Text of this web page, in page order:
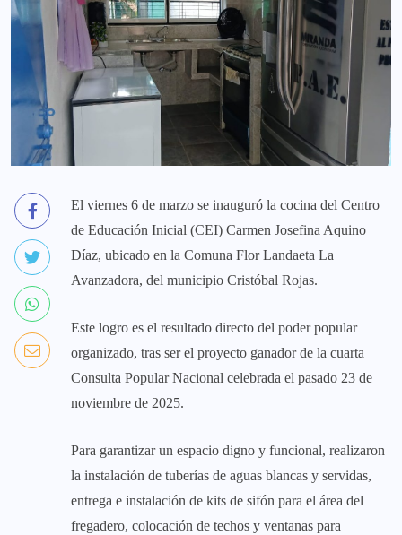
El viernes 6 de marzo se inauguró la cocina del Centro
de Educación Inicial (CEI) Carmen Josefina Aquino
Díaz, ubicado en la Comuna Flor Landaeta La
Avanzadora, del municipio Cristóbal Rojas.
Este logro es el resultado directo del poder popular
organizado, tras ser el proyecto ganador de la cuarta
Consulta Popular Nacional celebrada el pasado 23 de
noviembre de 2025.
Para garantizar un espacio digno y funcional, realizaron
la instalación de tuberías de aguas blancas y servidas,
entrega e instalación de kits de sifón para el área del
fregadero, colocación de techos y ventanas para